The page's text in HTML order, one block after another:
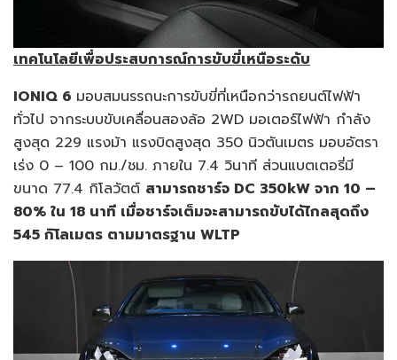
เทคโนโลยีเพื่อประสบการณ์การขับขี่เหนือระดับ
IONIQ 6 มอบสมนรรถนะการขับขี่ที่เหนือกว่ารถยนต์ไฟฟ้า
ทั่วไป จากระบบขับเคลื่อนสองล้อ 2WD มอเตอร์ไฟฟ้า กำลัง
สูงสุด 229 แรงม้า แรงบิดสูงสุด 350 นิวตันเมตร มอบอัตรา
เร่ง 0 – 100 กม./ชม. ภายใน 7.4 วินาที ส่วนแบตเตอรี่มี
ขนาด 77.4 กิโลวัตต์ สามารถชาร์จ DC 350kW จาก 10 –
80% ใน 18 นาที เมื่อชาร์จเต็มจะสามารถขับได้ไกลสุดถึง
545 กิโลเมตร ตามมาตรฐาน WLTP